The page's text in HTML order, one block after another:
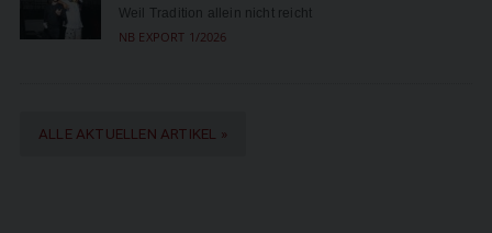
Weil Tradition allein nicht reicht
NB EXPORT 1/2026
ALLE AKTUELLEN ARTIKEL »